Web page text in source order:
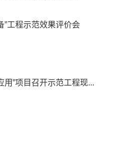
”工程示范效果评价会
”项目召开示范工程现...